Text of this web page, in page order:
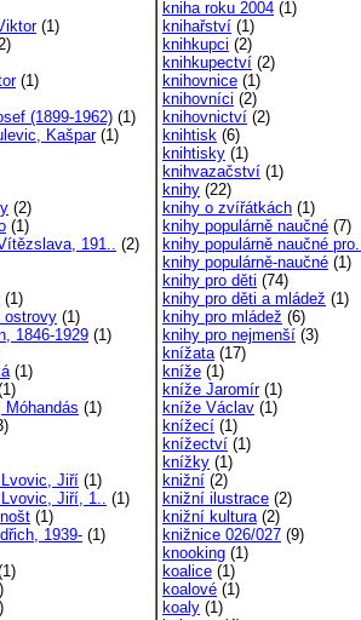
(1)
(1)
(1899-1962) (1)
Kašpar(1)
(2)
(1)
191.. (2)
(1)
ostrovy (1)
1846-1929 (1)
(1)
Móhandás (1)
Jiří (1)
Jiří, 1.. (1)
(1)
1939- (1)
kniha roku 2004 (1)
knihařství (1)
knihkupci (2)
knihkupectví (2)
knihovnice (1)
knihovníci (2)
knihovnictví (2)
knihtisk (6)
knihtisky (1)
knihvazačství (1)
knihy (22)
knihy o zvířátkách (1)
knihy populárně naučné (7)
knihy populárně naučné
knihy populárně-naučné (1)
knihy pro děti (74)
knihy pro děti a mládež (1)
knihy pro mládež (6)
knihy pro nejmenší (3)
knížata(17)
kníže (1)
kníže Jaromír(1)
kníže Václav (1)
knížecí (1)
knížectví (1)
knížky (1)
knižní (2)
knižní ilustrace (2)
knižní kultura(2)
knižnice 026/027 (9)
knooking (1)
koalice (1)
koalové (1)
koaly (1)